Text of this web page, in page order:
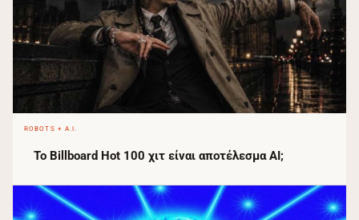
ROBOTS + A.I.
Το Billboard Hot 100 χιτ είναι αποτέλεσμα AI;